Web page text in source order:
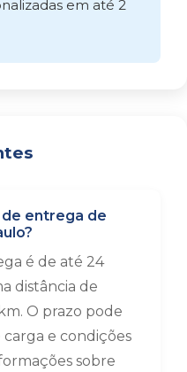
em até 2
entrega de
é de até 24
distância de
O prazo pode
e condições
sobre